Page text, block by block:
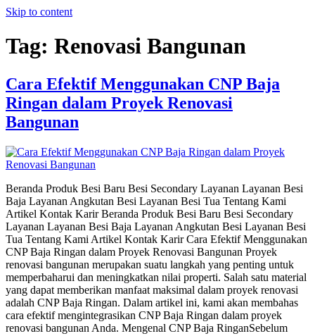
Skip to content
Tag: Renovasi Bangunan
Cara Efektif Menggunakan CNP Baja
Ringan dalam Proyek Renovasi
Bangunan
Beranda Produk Besi Baru Besi Secondary Layanan Layanan Besi
Baja Layanan Angkutan Besi Layanan Besi Tua Tentang Kami
Artikel Kontak Karir Beranda Produk Besi Baru Besi Secondary
Layanan Layanan Besi Baja Layanan Angkutan Besi Layanan Besi
Tua Tentang Kami Artikel Kontak Karir Cara Efektif Menggunakan
CNP Baja Ringan dalam Proyek Renovasi Bangunan Proyek
renovasi bangunan merupakan suatu langkah yang penting untuk
memperbaharui dan meningkatkan nilai properti. Salah satu material
yang dapat memberikan manfaat maksimal dalam proyek renovasi
adalah CNP Baja Ringan. Dalam artikel ini, kami akan membahas
cara efektif mengintegrasikan CNP Baja Ringan dalam proyek
renovasi bangunan Anda. Mengenal CNP Baja RinganSebelum